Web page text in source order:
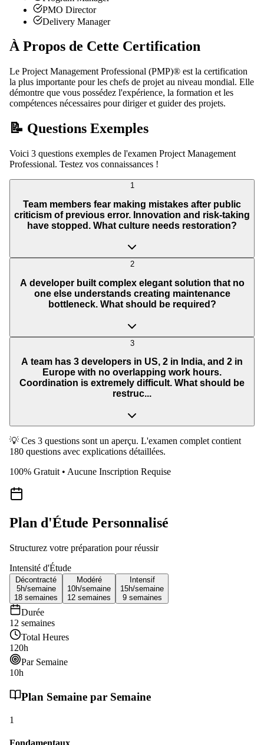
PMO Director
Delivery Manager
À Propos de Cette Certification
Le Project Management Professional (PMP)® est la certification
la plus importante pour les chefs de projet au niveau mondial. Elle
démontre que vous possédez l'expérience, la formation et les
compétences nécessaires pour diriger et guider des projets.
📝 Questions Exemples
Voici 3 questions exemples de l'examen Project Management
Professional. Testez vos connaissances !
1
Team members fear making mistakes after public
criticism of previous error. Innovation and risk-taking
have stopped. What culture needs restoration?
2
A developer built complex elegant solution that no
one else understands creating maintenance
bottleneck. What should be required?
3
A team has 3 developers in US, 2 in India, and 2 in
Europe with no overlapping work hours.
Coordination is extremely difficult. What should be
restruc...
💡 Ces 3 questions sont un aperçu. L'examen complet contient
180 questions avec explications détaillées.
100% Gratuit • Aucune Inscription Requise
Plan d'Étude Personnalisé
Structurez votre préparation pour réussir
Intensité d'Étude
Décontracté
5h/semaine
18 semaines
Modéré
10h/semaine
12 semaines
Intensif
15h/semaine
9 semaines
Durée
12 semaines
Total Heures
120h
Par Semaine
10h
Plan Semaine par Semaine
1